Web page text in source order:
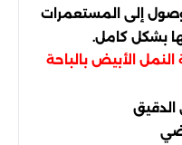
إلى المستعمرات
بشكل كامل.
الأبيض بالباحة
الدقيق